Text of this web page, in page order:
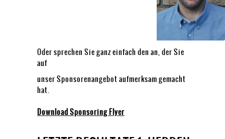
Oder sprechen Sie ganz einfach den an, der Sie
auf
unser Sponsorenangebot aufmerksam gemacht
hat.
Download Sponsoring Flyer